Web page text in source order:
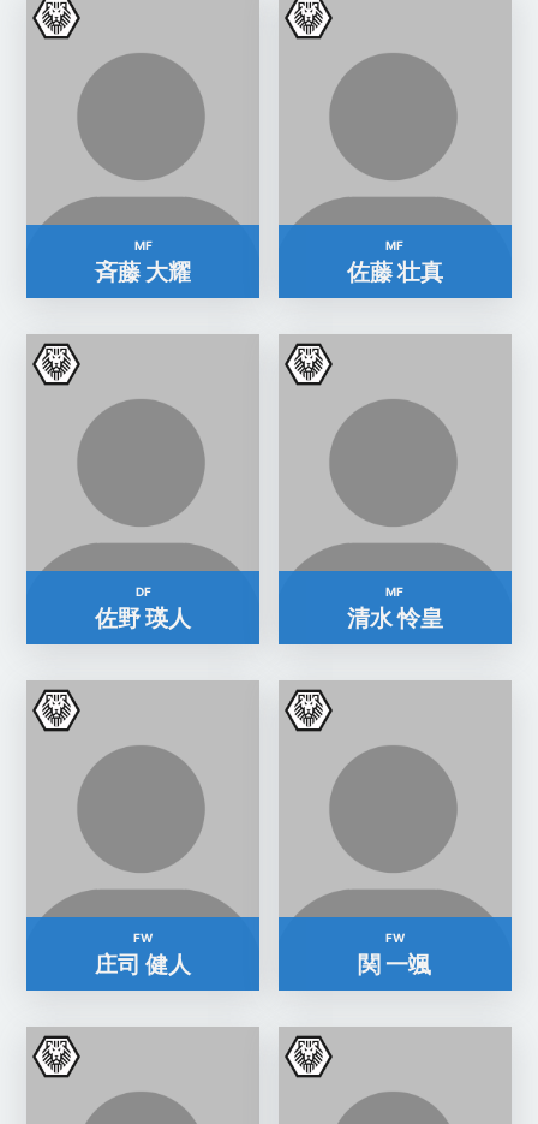
MF
斉藤 大耀
MF
佐藤 壮真
DF
佐野 瑛人
MF
清水 怜皇
FW
庄司 健人
FW
関 一颯